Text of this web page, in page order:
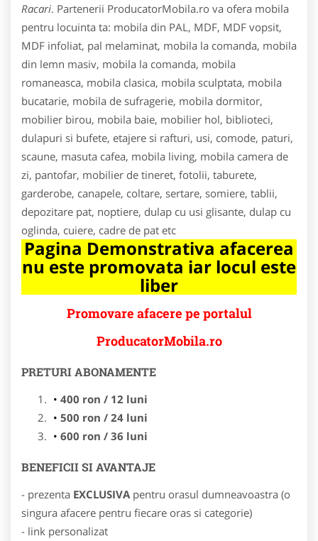
Racari. Partenerii ProducatorMobila.ro va ofera mobila
pentru locuinta ta: mobila din PAL, MDF, MDF vopsit,
MDF infoliat, pal melaminat, mobila la comanda, mobila
din lemn masiv, mobila la comanda, mobila
romaneasca, mobila clasica, mobila sculptata, mobila
bucatarie, mobila de sufragerie, mobila dormitor,
mobilier birou, mobila baie, mobilier hol, biblioteci,
dulapuri si bufete, etajere si rafturi, usi, comode, paturi,
scaune, masuta cafea, mobila living, mobila camera de
zi, pantofar, mobilier de tineret, fotolii, taburete,
garderobe, canapele, coltare, sertare, somiere, tablii,
depozitare pat, noptiere, dulap cu usi glisante, dulap cu
oglinda, cuiere, cadre de pat etc
Pagina Demonstrativa afacerea
nu este promovata iar locul este
liber
Promovare afacere pe portalul
ProducatorMobila.ro
PRETURI ABONAMENTE
400 ron / 12 luni
500 ron / 24 luni
600 ron / 36 luni
BENEFICII SI AVANTAJE
- prezenta EXCLUSIVA pentru orasul dumneavoastra (o
singura afacere pentru fiecare oras si categorie)
- link personalizat